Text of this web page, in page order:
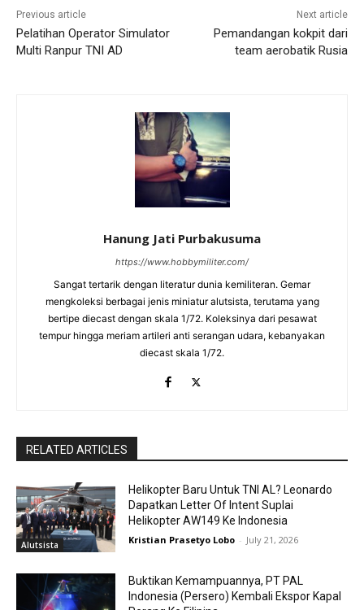
Previous article
Pelatihan Operator Simulator
Multi Ranpur TNI AD
Next article
Pemandangan kokpit dari
team aerobatik Rusia
Hanung Jati Purbakusuma
https://www.hobbymiliter.com/
Sangat tertarik dengan literatur dunia kemiliteran. Gemar
mengkoleksi berbagai jenis miniatur alutsista, terutama yang
bertipe diecast dengan skala 1/72. Koleksinya dari pesawat
tempur hingga meriam artileri anti serangan udara, kebanyakan
diecast skala 1/72.
RELATED ARTICLES
Alutsista
Helikopter Baru Untuk TNI AL? Leonardo
Dapatkan Letter Of Intent Suplai
Helikopter AW149 Ke Indonesia
Kristian Prasetyo Lobo - July 21, 2026
Buktikan Kemampuannya, PT PAL
Indonesia (Persero) Kembali Ekspor Kapal